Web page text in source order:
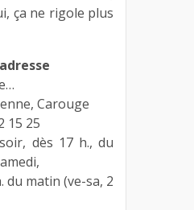
ça ne rigole plus
Carouge
15 25
dès 17 h., du
du matin (ve-sa, 2